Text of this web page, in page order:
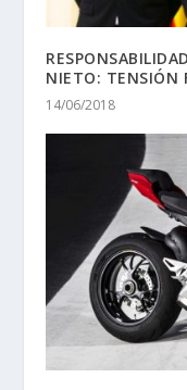
NIETO: TENSIÓN
14/06/2018